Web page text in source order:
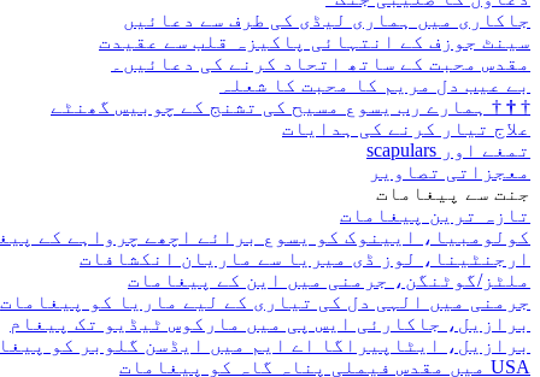
جاکاری میں ہماری لیڈی کی طرف سے دعائیں
سینٹ جوزف کے انتہائی پاکیزہ قلب سے عقیدت
مقدس محبت کے ساتھ اتحاد کرنے کی دعائیں۔
بے عیب دل مریم کا محبت کا شعلہ
†
†
† ہمارے رب یسوع مسیح کی تشنج کے چوبیس گھنٹے
علاج تیار کرنے کی ہدایات
تمغے اور scapulars
معجزاتی تصاویر
جنت سے پیغامات
تازہ ترین پیغامات
کولومبیا، ایینوک کو یسوع برائے اچھے چرواہے کے
ارجنٹینا، لوز ڈی میریا سے ماریان انکشافات
ملٹز/گوٹنگن، جرمنی میں این کے پیغامات
جرمنی میں الہی دل کی تیاری کے لیے ماریا کو پیغامات
برازیل، جاکارئی ایس پی میں مارکوس ٹیڈیو تک پیغام
برازیل، ایٹاپیراگا اے ایم میں ایڈسن گلوبر کو
USA میں مقدس فیملی پناہ گاہ کو پیغامات